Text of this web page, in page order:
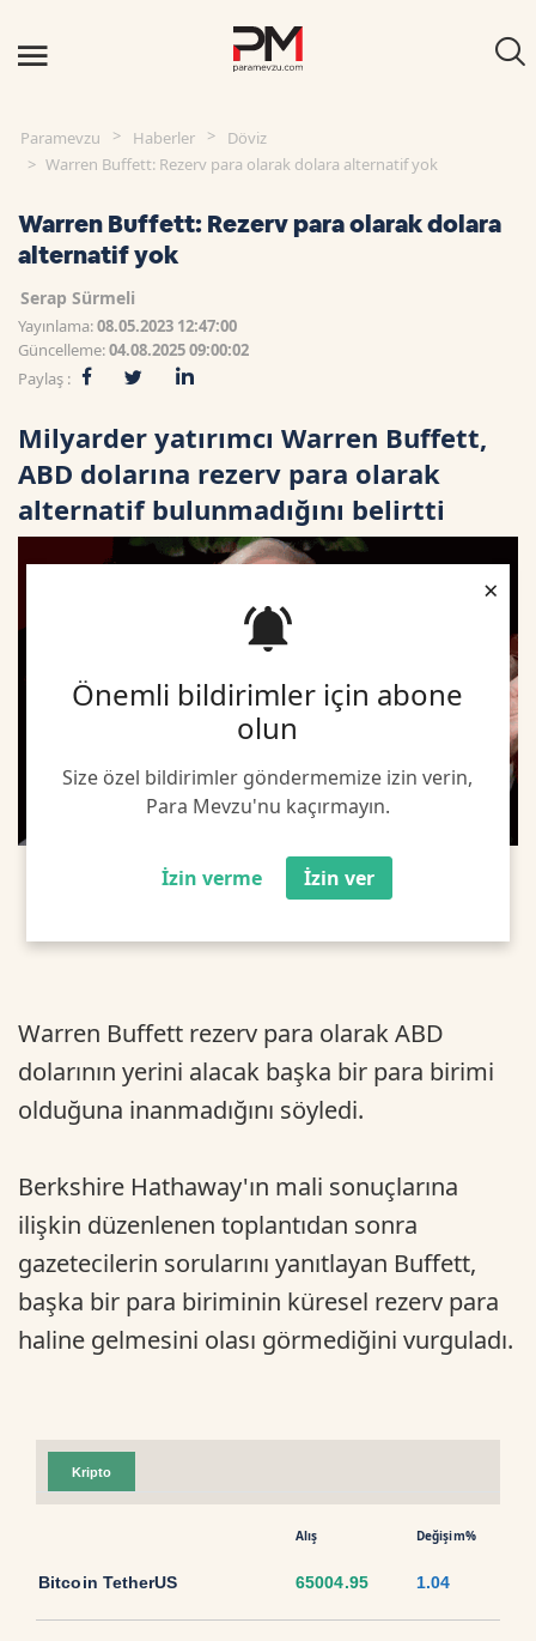
Önemli bildirimler için abone
olun
Size özel bildirimler göndermemize izin verin,
Para Mevzu'nu kaçırmayın.
İzin verme İzin ver
×
Paramevzu Haberler
Döviz
Warren Buffett: Rezerv para olarak dolara alternatif yok
Warren Buffett: Rezerv para olarak dolara
alternatif yok
Serap Sürmeli
Yayınlama:08.05.2023 12:47:00
Güncelleme:04.08.2025 09:00:02
Paylaş :
Milyarder yatırımcı Warren Buffett,
ABD dolarına rezerv para olarak
alternatif bulunmadığını belirtti
Warren Buffett rezerv para olarak ABD
dolarının yerini alacak başka bir para birimi
olduğuna inanmadığını söyledi.
Berkshire Hathaway'ın mali sonuçlarına
ilişkin düzenlenen toplantıdan sonra
gazetecilerin sorularını yanıtlayan Buffett,
başka bir para biriminin küresel rezerv para
haline gelmesini olası görmediğini vurguladı.
Kripto
Alış Değişim%
Bitcoin TetherUS 65004.95 1.04